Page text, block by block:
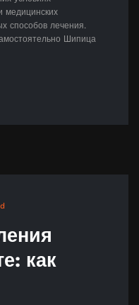
медицинских
способов лечения.
Шипица
как